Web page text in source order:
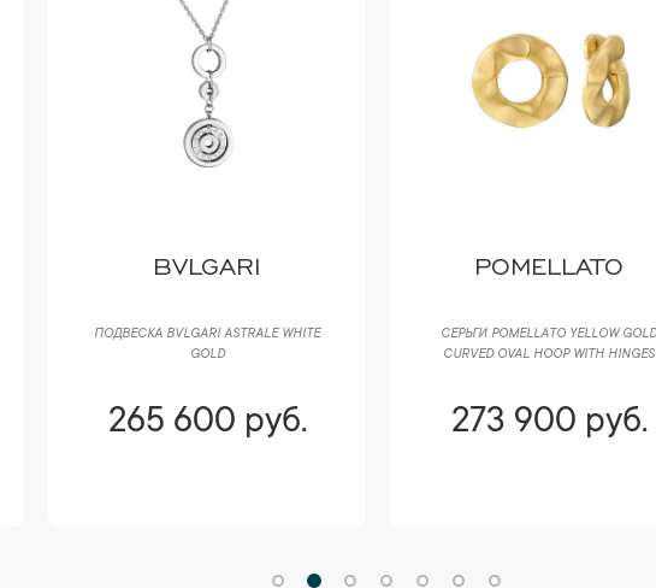
BVLGARI
ПОДВЕСКА BVLGARI ASTRALE WHITE
GOLD
265 600 руб.
POMELLATO
СЕРЬГИ POMELLATO YELLOW GOLD
CURVED OVAL HOOP WITH HINGES
273 900 руб.